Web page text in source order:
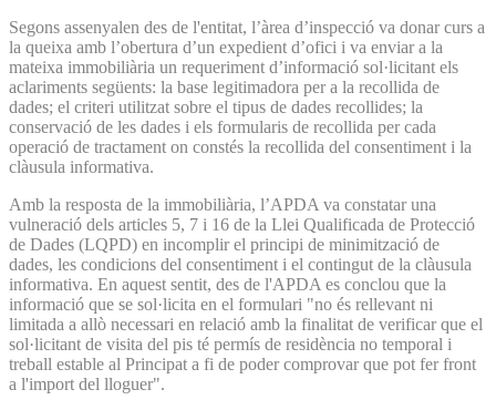
Segons assenyalen des de l'entitat, l’àrea d’inspecció va donar curs a
la queixa amb l’obertura d’un expedient d’ofici i va enviar a la
mateixa immobiliària un requeriment d’informació sol·licitant els
aclariments següents: la base legitimadora per a la recollida de
dades; el criteri utilitzat sobre el tipus de dades recollides; la
conservació de les dades i els formularis de recollida per cada
operació de tractament on constés la recollida del consentiment i la
clàusula informativa.
Amb la resposta de la immobiliària, l’APDA va constatar una
vulneració dels articles 5, 7 i 16 de la Llei Qualificada de Protecció
de Dades (LQPD) en incomplir el principi de minimització de
dades, les condicions del consentiment i el contingut de la clàusula
informativa. En aquest sentit, des de l'APDA es conclou que la
informació que se sol·licita en el formulari "no és rellevant ni
limitada a allò necessari en relació amb la finalitat de verificar que el
sol·licitant de visita del pis té permís de residència no temporal i
treball estable al Principat a fi de poder comprovar que pot fer front
a l'import del lloguer".